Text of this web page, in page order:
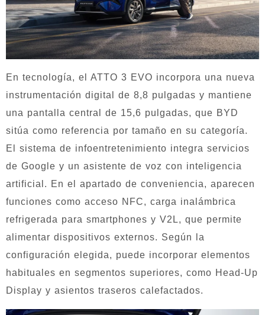
En tecnología, el ATTO 3 EVO incorpora una nueva
instrumentación digital de 8,8 pulgadas y mantiene
una pantalla central de 15,6 pulgadas, que BYD
sitúa como referencia por tamaño en su categoría.
El sistema de infoentretenimiento integra servicios
de Google y un asistente de voz con inteligencia
artificial. En el apartado de conveniencia, aparecen
funciones como acceso NFC, carga inalámbrica
refrigerada para smartphones y V2L, que permite
alimentar dispositivos externos. Según la
configuración elegida, puede incorporar elementos
habituales en segmentos superiores, como Head-Up
Display y asientos traseros calefactados.